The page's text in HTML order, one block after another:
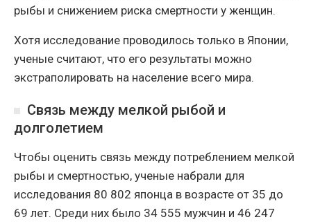
рыбы и снижением риска смертности у женщин.
Хотя исследование проводилось только в Японии,
ученые считают, что его результаты можно
экстраполировать на население всего мира.
Связь между мелкой рыбой и
долголетием
Чтобы оценить связь между потреблением мелкой
рыбы и смертностью, ученые набрали для
исследования 80 802 японца в возрасте от 35 до
69 лет. Среди них было 34 555 мужчин и 46 247